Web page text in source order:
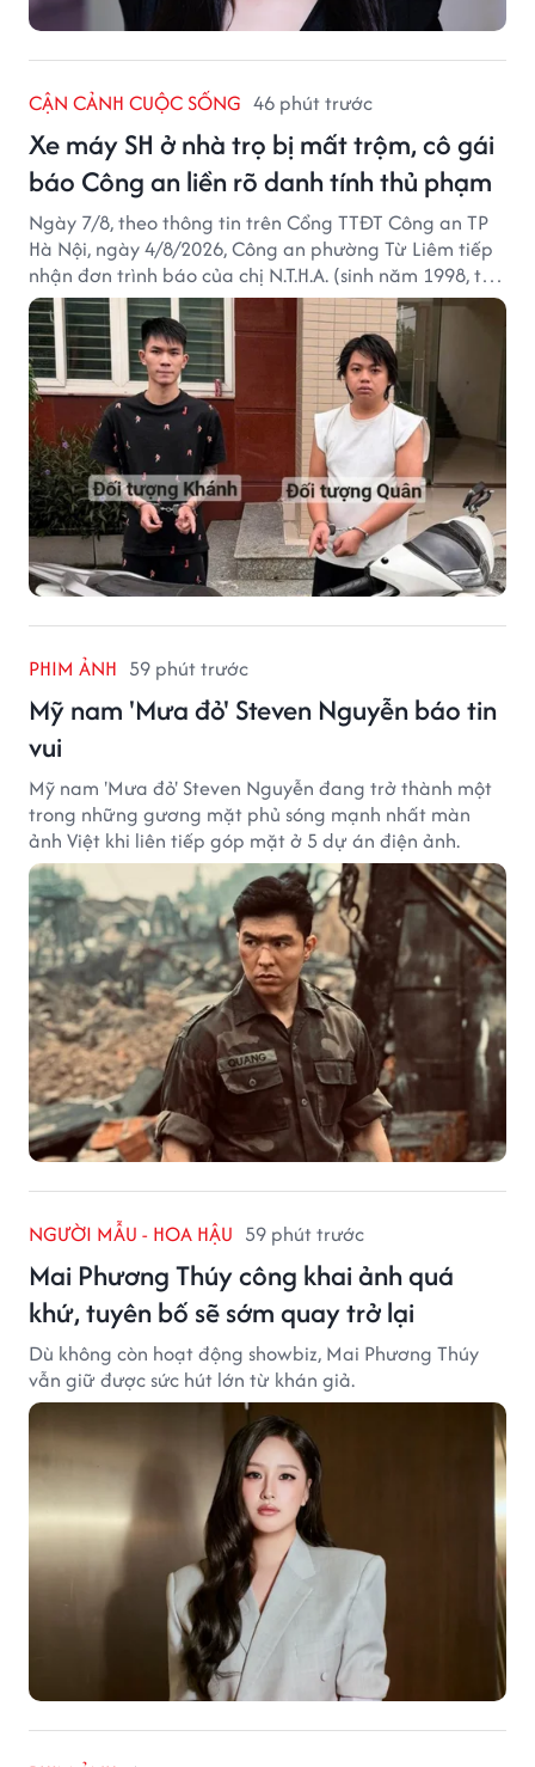
CẬN CẢNH CUỘC SỐNG 46 phút trước
Xe máy SH ở nhà trọ bị mất trộm, cô gái
báo Công an liền rõ danh tính thủ phạm
Ngày 7/8, theo thông tin trên Cổng TTĐT Công an TP
Hà Nội, ngày 4/8/2026, Công an phường Từ Liêm tiếp
nhận đơn trình báo của chị N.T.H.A. (sinh năm 1998, trú
tại phường Từ Liêm) về việc bị kẻ gian lấy trộm chiếc
xe mô tô Honda SH 125i, tại khu nhà trọ nơi đang sinh
sống.
PHIM ẢNH 59 phút trước
Mỹ nam 'Mưa đỏ' Steven Nguyễn báo tin
vui
Mỹ nam 'Mưa đỏ' Steven Nguyễn đang trở thành một
trong những gương mặt phủ sóng mạnh nhất màn
ảnh Việt khi liên tiếp góp mặt ở 5 dự án điện ảnh.
NGƯỜI MẪU - HOA HẬU 59 phút trước
Mai Phương Thúy công khai ảnh quá
khứ, tuyên bố sẽ sớm quay trở lại
Dù không còn hoạt động showbiz, Mai Phương Thúy
vẫn giữ được sức hút lớn từ khán giả.